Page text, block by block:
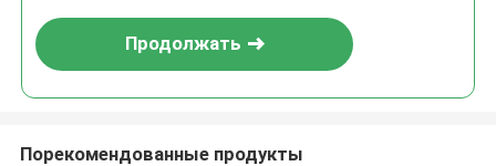
Продолжать
Порекомендованные продукты